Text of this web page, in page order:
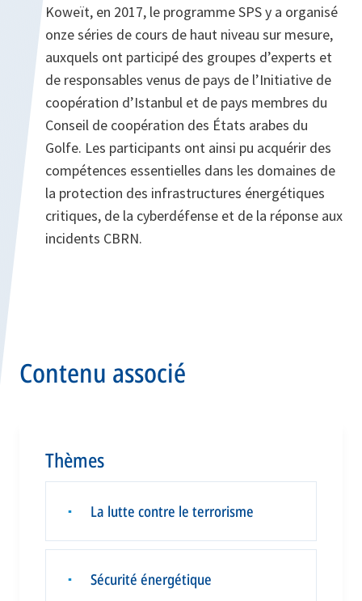
Koweït, en 2017, le programme SPS y a organisé
onze séries de cours de haut niveau sur mesure,
auxquels ont participé des groupes d’experts et
de responsables venus de pays de l’Initiative de
coopération d’Istanbul et de pays membres du
Conseil de coopération des États arabes du
Golfe. Les participants ont ainsi pu acquérir des
compétences essentielles dans les domaines de
la protection des infrastructures énergétiques
critiques, de la cyberdéfense et de la réponse aux
incidents CBRN.
Contenu associé
Thèmes
▪ La lutte contre le terrorisme
▪ Sécurité énergétique